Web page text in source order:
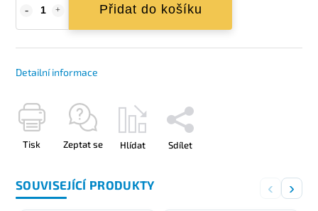
Přidat do košíku
Detailní informace
Tisk Zeptat se Hlídat Sdílet
SOUVISEJÍCÍ PRODUKTY ‹ ›